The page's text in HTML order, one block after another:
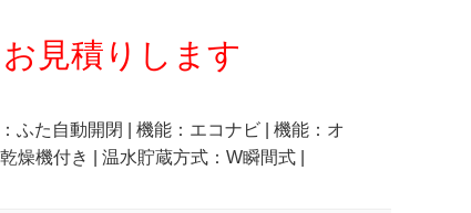
お見積りします
ふた自動開閉 | 機能：エコナビ | 機能：オ
燥機付き | 温水貯蔵方式：W瞬間式 |